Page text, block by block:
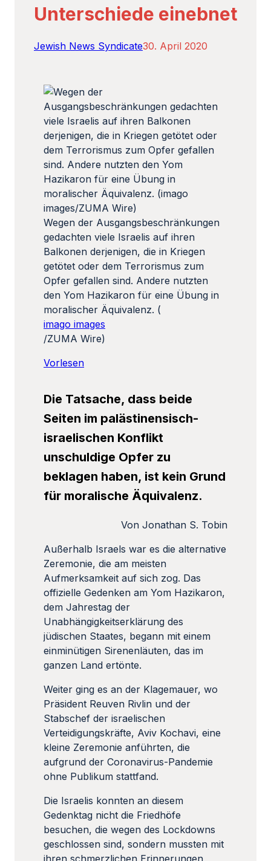
Unterschiede einebnet
Jewish News Syndicate30. April 2020
Wegen der Ausgangsbeschränkungen
gedachten viele Israelis auf ihren
Balkonen derjenigen, die in Kriegen
getötet oder dem Terrorismus zum
Opfer gefallen sind. Andere nutzten
den Yom Hazikaron für eine Übung in
moralischer Äquivalenz. (
imago images
/ZUMA Wire)
Vorlesen
Die Tatsache, dass beide
Seiten im palästinensisch-
israelischen Konflikt
unschuldige Opfer zu
beklagen haben, ist kein Grund
für moralische Äquivalenz.
Von Jonathan S. Tobin
Außerhalb Israels war es die alternative
Zeremonie, die am meisten
Aufmerksamkeit auf sich zog. Das
offizielle Gedenken am Yom Hazikaron,
dem Jahrestag der
Unabhängigkeitserklärung des
jüdischen Staates, begann mit einem
einminütigen Sirenenläuten, das im
ganzen Land ertönte.
Weiter ging es an der Klagemauer, wo
Präsident Reuven Rivlin und der
Stabschef der israelischen
Verteidigungskräfte, Aviv Kochavi, eine
kleine Zeremonie anführten, die
aufgrund der Coronavirus-Pandemie
ohne Publikum stattfand.
Die Israelis konnten an diesem
Gedenktag nicht die Friedhöfe
besuchen, die wegen des Lockdowns
geschlossen sind, sondern mussten mit
ihren schmerzlichen Erinnerungen